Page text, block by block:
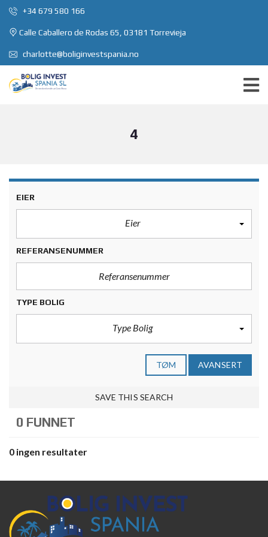
+34 679 580 166
Calle Caballero de Rodas 65, 03181 Torrevieja
charlotte@boliginvestspania.no
4
EIER
Eier
REFERANSENUMMER
TYPE BOLIG
Type Bolig
TØM AVANSERT
SAVE THIS SEARCH
0 FUNNET
0 ingen resultater